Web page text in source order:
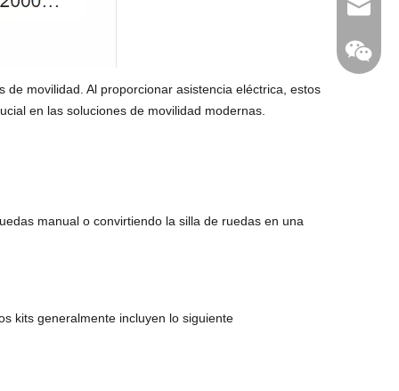
movilidad. Al proporcionar asistencia eléctrica, estos
en las soluciones de movilidad modernas.
manual o convirtiendo la silla de ruedas en una
kits generalmente incluyen lo siguiente